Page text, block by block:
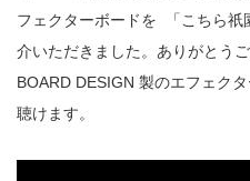
フェクターボードを
「こちら
介いただきました。ありがとう
BOARD DESIGN 製のエフェク
聴けます。